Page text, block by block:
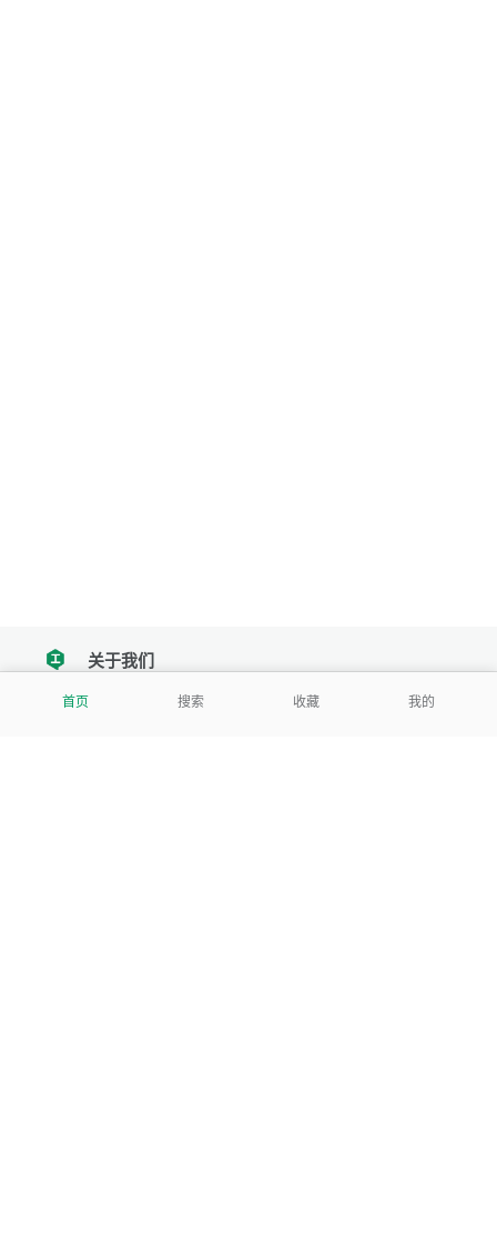
首页 搜索 收藏 我的
tencent关于我们
我们努力把每一个工具做成批量处理的产品